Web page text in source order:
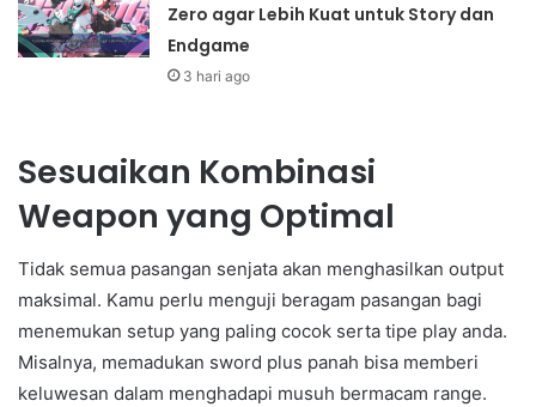
Zero agar Lebih Kuat untuk Story dan
Endgame
3 hari ago
Sesuaikan Kombinasi
Weapon yang Optimal
Tidak semua pasangan senjata akan menghasilkan output
maksimal. Kamu perlu menguji beragam pasangan bagi
menemukan setup yang paling cocok serta tipe play anda.
Misalnya, memadukan sword plus panah bisa memberi
keluwesan dalam menghadapi musuh bermacam range.